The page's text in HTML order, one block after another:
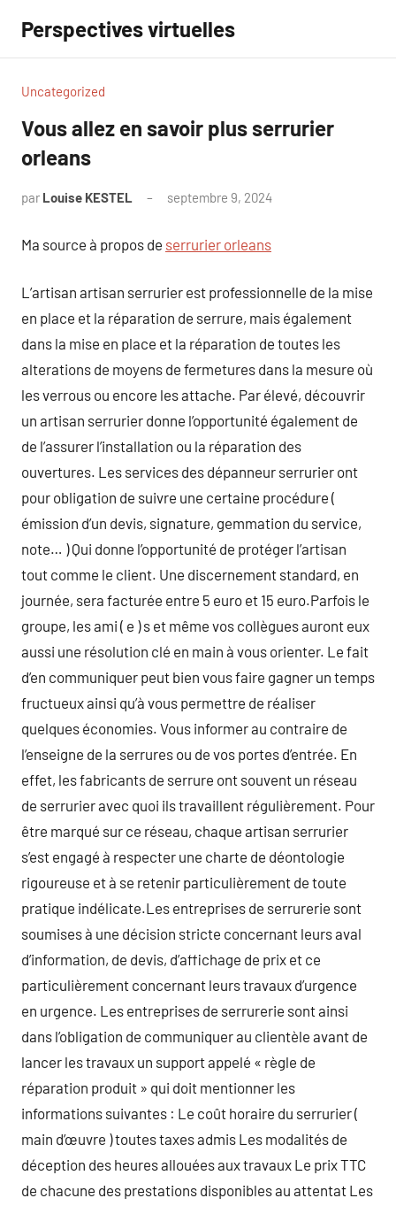
contenu
Perspectives virtuelles
Uncategorized
Vous allez en savoir plus serrurier
orleans
par Louise KESTEL septembre 9, 2024
Ma source à propos de serrurier orleans
L’artisan artisan serrurier est professionnelle de la mise
en place et la réparation de serrure, mais également
dans la mise en place et la réparation de toutes les
alterations de moyens de fermetures dans la mesure où
les verrous ou encore les attache. Par élevé, découvrir
un artisan serrurier donne l’opportunité également de
de l’assurer l’installation ou la réparation des
ouvertures. Les services des dépanneur serrurier ont
pour obligation de suivre une certaine procédure (
émission d’un devis, signature, gemmation du service,
note… ) Qui donne l’opportunité de protéger l’artisan
tout comme le client. Une discernement standard, en
journée, sera facturée entre 5 euro et 15 euro.Parfois le
groupe, les ami ( e ) s et même vos collègues auront eux
aussi une résolution clé en main à vous orienter. Le fait
d’en communiquer peut bien vous faire gagner un temps
fructueux ainsi qu’à vous permettre de réaliser
quelques économies. Vous informer au contraire de
l’enseigne de la serrures ou de vos portes d’entrée. En
effet, les fabricants de serrure ont souvent un réseau
de serrurier avec quoi ils travaillent régulièrement. Pour
être marqué sur ce réseau, chaque artisan serrurier
s’est engagé à respecter une charte de déontologie
rigoureuse et à se retenir particulièrement de toute
pratique indélicate.Les entreprises de serrurerie sont
soumises à une décision stricte concernant leurs aval
d’information, de devis, d’affichage de prix et ce
particulièrement concernant leurs travaux d’urgence
en urgence. Les entreprises de serrurerie sont ainsi
dans l’obligation de communiquer au clientèle avant de
lancer les travaux un support appelé « règle de
réparation produit » qui doit mentionner les
informations suivantes : Le coût horaire du serrurier (
main d’œuvre ) toutes taxes admis Les modalités de
déception des heures allouées aux travaux Le prix TTC
de chacune des prestations disponibles au attentat Les